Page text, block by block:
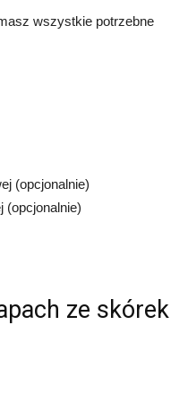
wszystkie potrzebne
(opcjonalnie)
(opcjonalnie)
ze skórek